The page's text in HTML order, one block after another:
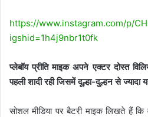
https://www.instagram.com/p/
igshid=1h4j9nbr1t0fk
प्लेबॉय प्रीति माइक अपने एक्टर दोस्त
पहली शादी रही जिसमें दूल्हा-दुल्हन से ज्यादा
सोशल मीडिया पर बैटरी माइक लिखते हैं